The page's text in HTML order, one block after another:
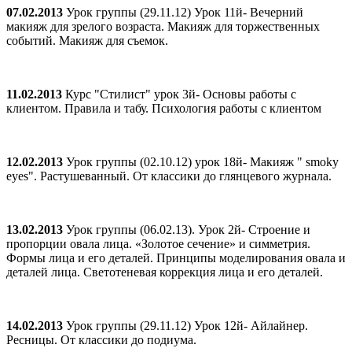
07.02.2013 Урок группы (29.11.12) Урок 11й- Вечерний
макияж для зрелого возраста. Макияж для торжественных
событий. Макияж для съемок.
11.02.2013 Курс "Стилист" урок 3й- Основы работы с
клиентом. Правила и табу. Психология работы с клиентом
12.02.2013 Урок группы (02.10.12) урок 18й- Макияж " smoky
eyes". Растушеванный. От классики до глянцевого журнала.
13.02.2013 Урок группы (06.02.13). Урок 2й- Строение и
пропорции овала лица. «Золотое сечение» и симметрия.
Формы лица и его деталей. Принципы моделирования овала и
деталей лица. Светотеневая коррекция лица и его деталей.
14.02.2013 Урок группы (29.11.12) Урок 12й- Айлайнер.
Ресницы. От классики до подиума.